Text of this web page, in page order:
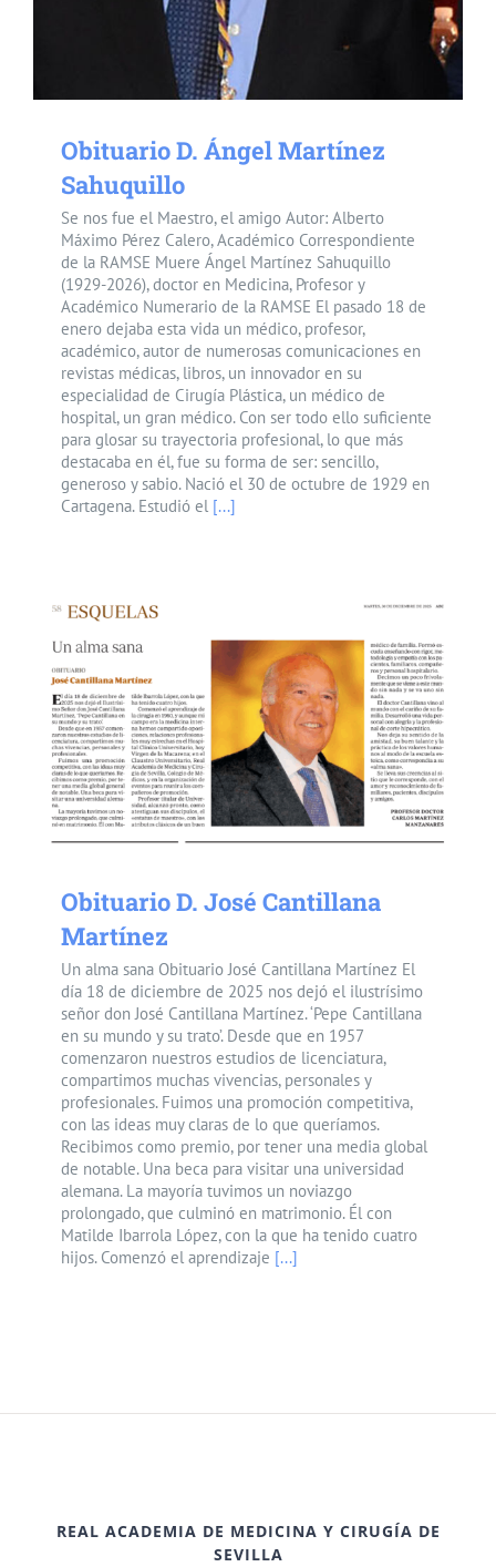
Obituario D. Ángel Martínez
Sahuquillo
Se nos fue el Maestro, el amigo Autor: Alberto
Máximo Pérez Calero, Académico Correspondiente
de la RAMSE Muere Ángel Martínez Sahuquillo
(1929-2026), doctor en Medicina, Profesor y
Académico Numerario de la RAMSE El pasado 18 de
enero dejaba esta vida un médico, profesor,
académico, autor de numerosas comunicaciones en
revistas médicas, libros, un innovador en su
especialidad de Cirugía Plástica, un médico de
hospital, un gran médico. Con ser todo ello suficiente
para glosar su trayectoria profesional, lo que más
destacaba en él, fue su forma de ser: sencillo,
generoso y sabio. Nació el 30 de octubre de 1929 en
Cartagena. Estudió el [...]
Obituario D. José Cantillana
Martínez
Un alma sana Obituario José Cantillana Martínez El
día 18 de diciembre de 2025 nos dejó el ilustrísimo
señor don José Cantillana Martínez. ‘Pepe Cantillana
en su mundo y su trato’. Desde que en 1957
comenzaron nuestros estudios de licenciatura,
compartimos muchas vivencias, personales y
profesionales. Fuimos una promoción competitiva,
con las ideas muy claras de lo que queríamos.
Recibimos como premio, por tener una media global
de notable. Una beca para visitar una universidad
alemana. La mayoría tuvimos un noviazgo
prolongado, que culminó en matrimonio. Él con
Matilde Ibarrola López, con la que ha tenido cuatro
hijos. Comenzó el aprendizaje [...]
REAL ACADEMIA DE MEDICINA Y CIRUGÍA DE
SEVILLA